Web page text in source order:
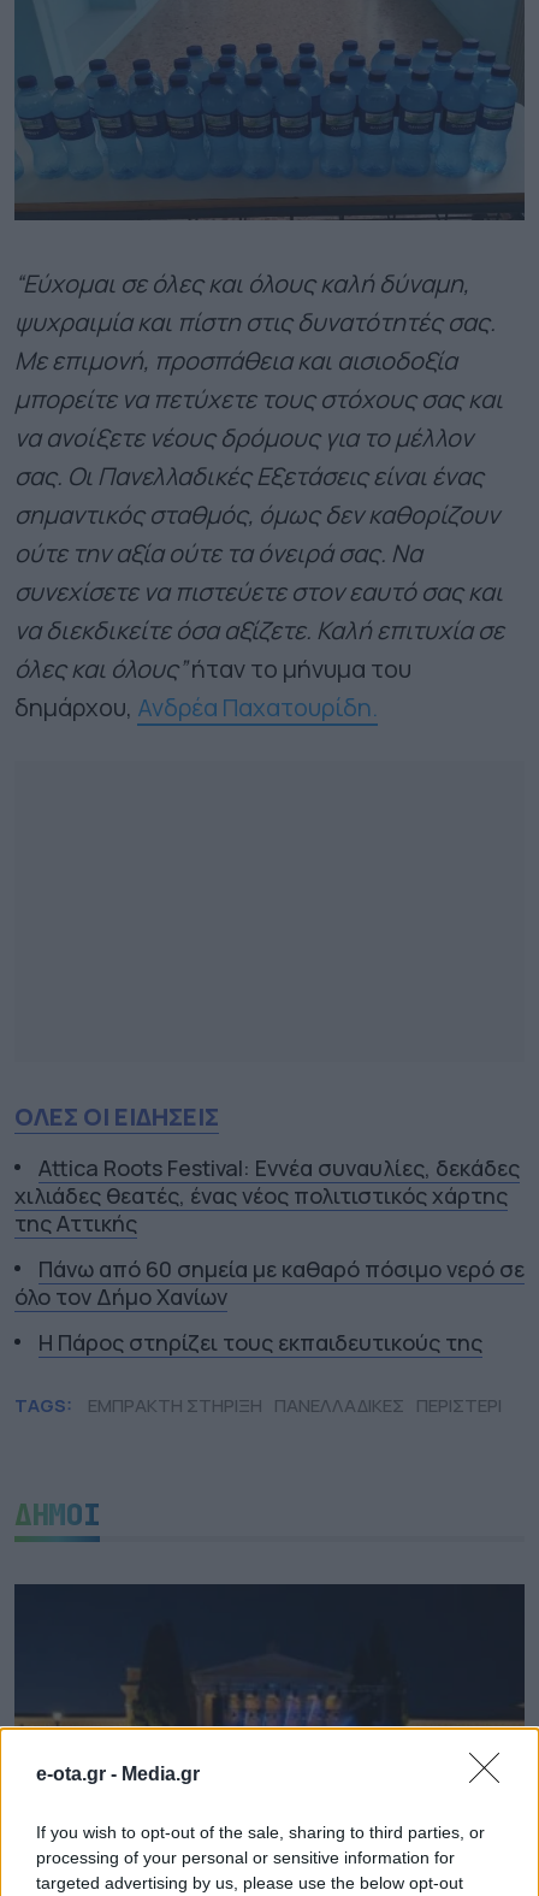
e-ota.gr - Media.gr
If you wish to opt-out of the sale, sharing to third parties, or
processing of your personal or sensitive information for
targeted advertising by us, please use the below opt-out
“Εύχομαι σε όλες και όλους καλή δύναμη,
ψυχραιμία και πίστη στις δυνατότητές σας.
Με επιμονή, προσπάθεια και αισιοδοξία
μπορείτε να πετύχετε τους στόχους σας και
να ανοίξετε νέους δρόμους για το μέλλον
σας. Οι Πανελλαδικές Εξετάσεις είναι ένας
σημαντικός σταθμός, όμως δεν καθορίζουν
ούτε την αξία ούτε τα όνειρά σας. Να
συνεχίσετε να πιστεύετε στον εαυτό σας και
να διεκδικείτε όσα αξίζετε. Καλή επιτυχία σε
όλες και όλους”ήταν το μήνυμα του
δημάρχου, Ανδρέα Παχατουρίδη.
ΟΛΕΣ ΟΙ ΕΙΔΗΣΕΙΣ
Attica Roots Festival: Εννέα συναυλίες, δεκάδες
χιλιάδες θεατές, ένας νέος πολιτιστικός χάρτης
της Αττικής
Πάνω από 60 σημεία με καθαρό πόσιμο νερό σε
όλο τον Δήμο Χανίων
Η Πάρος στηρίζει τους εκπαιδευτικούς της
TAGS: ΕΜΠΡΑΚΤΗ ΣΤΗΡΙΞΗ ΠΑΝΕΛΛΑΔΙΚΕΣ ΠΕΡΙΣΤΕΡΙ
ΔΗΜΟΙ